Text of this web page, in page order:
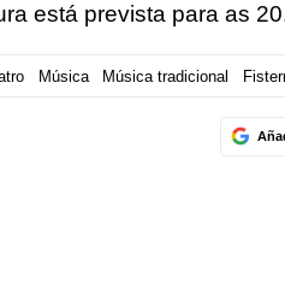
está prevista para as
Música Música tradicional